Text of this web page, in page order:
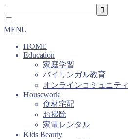
MENU
HOME
Education
家庭学習
バイリンガル教育
オンラインコミュニティ
Housework
食材宅配
お掃除
家電レンタル
Kids Beauty